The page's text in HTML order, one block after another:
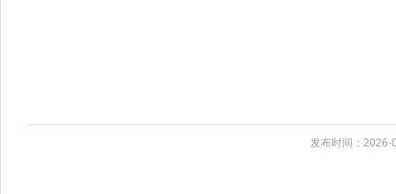
发布时间：2026-